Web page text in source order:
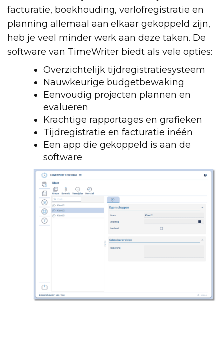
facturatie, boekhouding, verlofregistratie en
planning allemaal aan elkaar gekoppeld zijn,
heb je veel minder werk aan deze taken. De
software van TimeWriter biedt als vele opties:
Overzichtelijk tijdregistratiesysteem
Nauwkeurige budgetbewaking
Eenvoudig projecten plannen en
evalueren
Krachtige rapportages en grafieken
Tijdregistratie en facturatie inéén
Een app die gekoppeld is aan de
software